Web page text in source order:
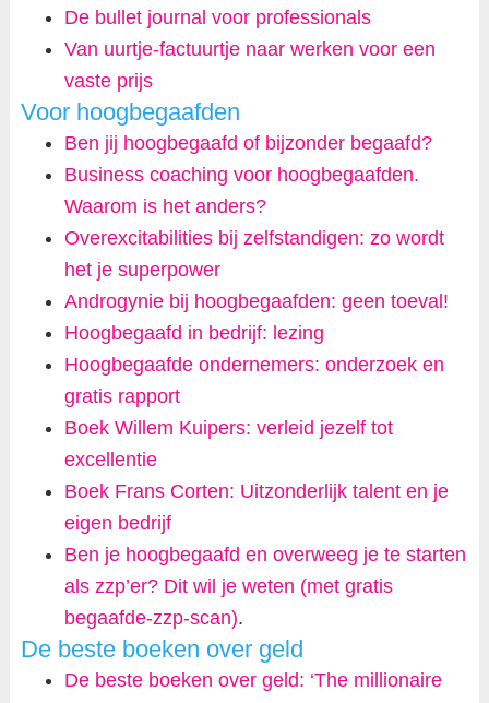
De bullet journal voor professionals
Van uurtje-factuurtje naar werken voor een
vaste prijs
Voor hoogbegaafden
Ben jij hoogbegaafd of bijzonder begaafd?
Business coaching voor hoogbegaafden.
Waarom is het anders?
Overexcitabilities bij zelfstandigen: zo wordt
het je superpower
Androgynie bij hoogbegaafden: geen toeval!
Hoogbegaafd in bedrijf: lezing
Hoogbegaafde ondernemers: onderzoek en
gratis rapport
Boek Willem Kuipers: verleid jezelf tot
excellentie
Boek Frans Corten: Uitzonderlijk talent en je
eigen bedrijf
Ben je hoogbegaafd en overweeg je te starten
als zzp’er? Dit wil je weten (met gratis
begaafde-zzp-scan).
De beste boeken over geld
De beste boeken over geld: ‘The millionaire